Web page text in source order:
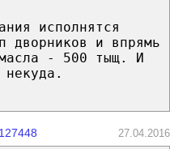
исполнятся
дворников и впрямь
- 500 тыщ. И
27.04.2016